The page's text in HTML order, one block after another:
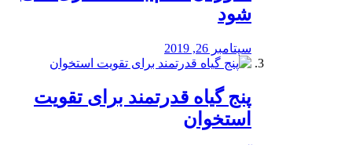
‌شود
سپتامبر 26, 2019
پنج گیاه قدرتمند برای تقویت
استخوان